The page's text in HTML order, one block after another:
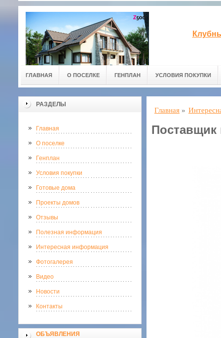
ГЛАВНАЯ О ПОСЕЛКЕ ГЕНПЛАН УСЛОВИЯ ПОКУПКИ
РАЗДЕЛЫ
Главная
О поселке
Генплан
Условия покупки
Готовые дома
Проекты домов
Отзывы
Полезная информация
Интересная информация
Фотогалерея
Видео
Новости
Контакты
ОБЪЯВЛЕНИЯ
Главная »